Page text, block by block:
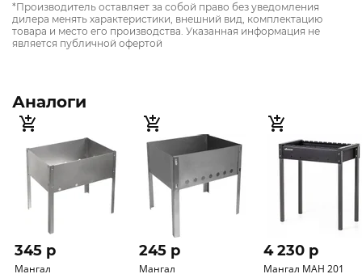
*Производитель оставляет за собой право без уведомления
дилера менять характеристики, внешний вид, комплектацию
товара и место его производства. Указанная информация не
является публичной офертой
Аналоги
345 p
Мангал
245 p
Мангал
4 230 p
Мангал МАН 201